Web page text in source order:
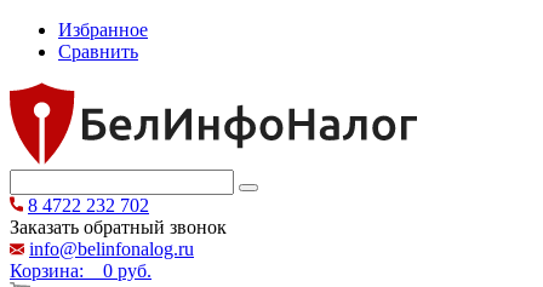
Избранное
Сравнить
8 4722 232 702
Заказать обратный звонок
info@belinfonalog.ru
Корзина:
0 руб.